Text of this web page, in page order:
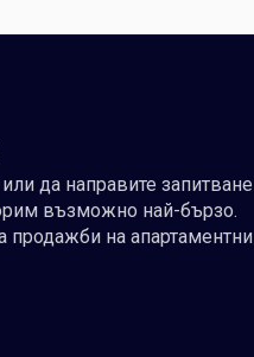
да направите запитване
възможно най-бързо.
на апартаментни